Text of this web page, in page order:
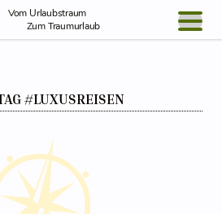
Vom Urlaubstraum
Zum Traumurlaub
NEWS
#LUXUSREISEN